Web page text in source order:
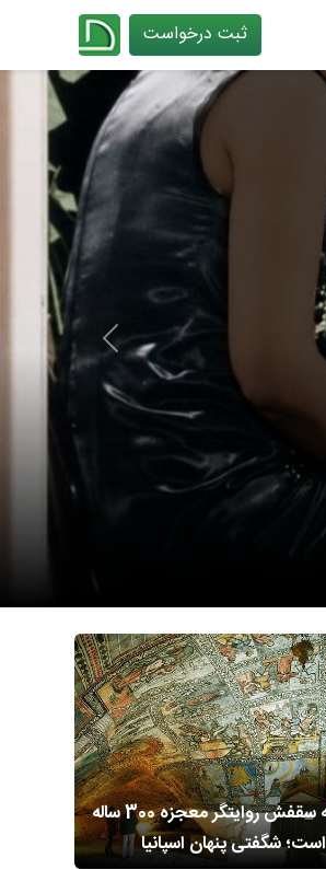
ثبت درخواست
چیدانه
Next
غاری که سقفش روایتگر معجزه 300 ساله
است؛ شگفتی پنهان اسپانیا